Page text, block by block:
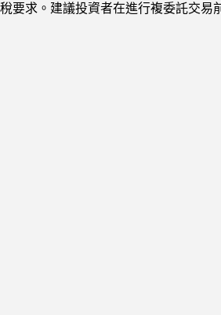
求。建議投資者在進行複委託交